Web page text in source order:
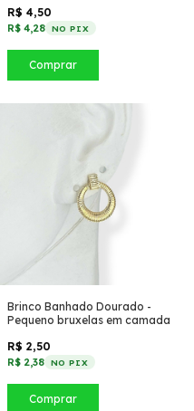
R$ 4,50
R$ 4,28 NO PIX
Comprar
Brinco Banhado Dourado -
Pequeno bruxelas em camada
R$ 2,50
R$ 2,38 NO PIX
Comprar